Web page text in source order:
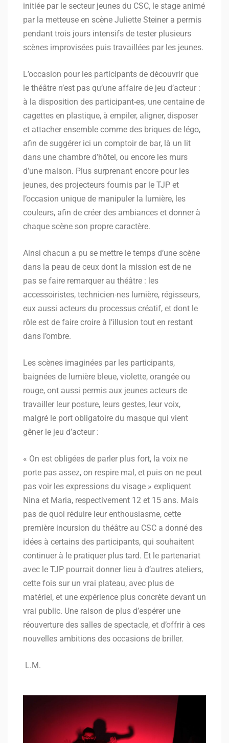
initiée par le secteur jeunes du CSC, le stage animé
par la metteuse en scène Juliette Steiner a permis
pendant trois jours intensifs de tester plusieurs
scènes improvisées puis travaillées par les jeunes.
L’occasion pour les participants de découvrir que
le théâtre n’est pas qu’une affaire de jeu d’acteur :
à la disposition des participant-es, une centaine de
cagettes en plastique, à empiler, aligner, disposer
et attacher ensemble comme des briques de légo,
afin de suggérer ici un comptoir de bar, là un lit
dans une chambre d’hôtel, ou encore les murs
d’une maison. Plus surprenant encore pour les
jeunes, des projecteurs fournis par le TJP et
l’occasion unique de manipuler la lumière, les
couleurs, afin de créer des ambiances et donner à
chaque scène son propre caractère.
Ainsi chacun a pu se mettre le temps d’une scène
dans la peau de ceux dont la mission est de ne
pas se faire remarquer au théâtre : les
accessoiristes, technicien-nes lumière, régisseurs,
eux aussi acteurs du processus créatif, et dont le
rôle est de faire croire à l’illusion tout en restant
dans l’ombre.
Les scènes imaginées par les participants,
baignées de lumière bleue, violette, orangée ou
rouge, ont aussi permis aux jeunes acteurs de
travailler leur posture, leurs gestes, leur voix,
malgré le port obligatoire du masque qui vient
gêner le jeu d’acteur :
« On est obligées de parler plus fort, la voix ne
porte pas assez, on respire mal, et puis on ne peut
pas voir les expressions du visage » expliquent
Nina et Maria, respectivement 12 et 15 ans. Mais
pas de quoi réduire leur enthousiasme, cette
première incursion du théâtre au CSC a donné des
idées à certains des participants, qui souhaitent
continuer à le pratiquer plus tard. Et le partenariat
avec le TJP pourrait donner lieu à d’autres ateliers,
cette fois sur un vrai plateau, avec plus de
matériel, et une expérience plus concrète devant un
vrai public. Une raison de plus d’espérer une
réouverture des salles de spectacle, et d’offrir à ces
nouvelles ambitions des occasions de briller.
L.M.